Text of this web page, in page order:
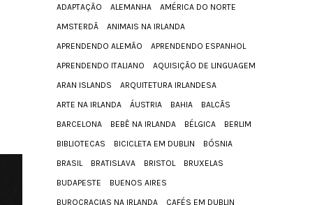
ADAPTAÇÃO
ALEMANHA
AMÉRICA DO NORTE
AMSTERDÃ
ANIMAIS NA IRLANDA
APRENDENDO ALEMÃO
APRENDENDO ESPANHOL
APRENDENDO ITALIANO
AQUISIÇÃO DE LINGUAGEM
ARAN ISLANDS
ARQUITETURA IRLANDESA
ARTE NA IRLANDA
ÁUSTRIA BAHIA
BALCÃS
BARCELONA
BEBÊ NA IRLANDA BÉLGICA
BERLIM
BIBLIOTECAS
BICICLETA EM DUBLIN
BÓSNIA
BRASIL
BRATISLAVA BRISTOL
BRUXELAS
BUDAPESTE
BUENOS AIRES
BUROCRACIAS NA IRLANDA
CAFÉS EM DUBLIN